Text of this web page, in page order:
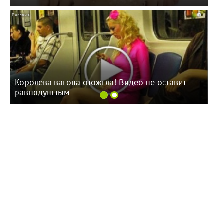
i
Королева вагона отожгла! Видео не оставит
равнодушным